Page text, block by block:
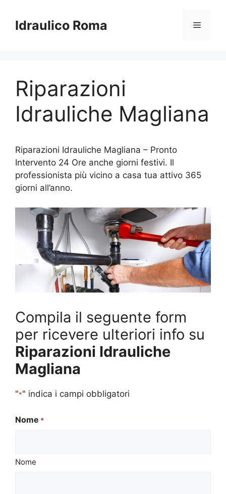
contenuto
Idraulico Roma Menu
Riparazioni
Idrauliche Magliana
Riparazioni Idrauliche Magliana – Pronto
Intervento 24 Ore anche giorni festivi. Il
professionista più vicino a casa tua attivo 365
giorni all’anno.
Compila il seguente form
per ricevere ulteriori info su
Riparazioni Idrauliche
Magliana
"*" indica i campi obbligatori
Nome *
Nome